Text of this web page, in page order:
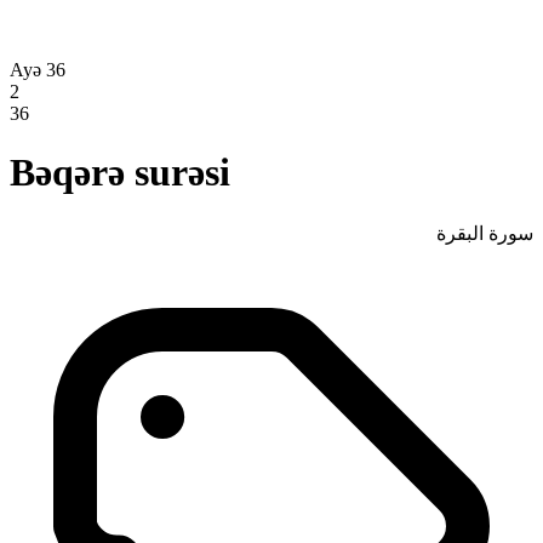
Ayə 36
2
36
Bəqərə surəsi
سورة البقرة